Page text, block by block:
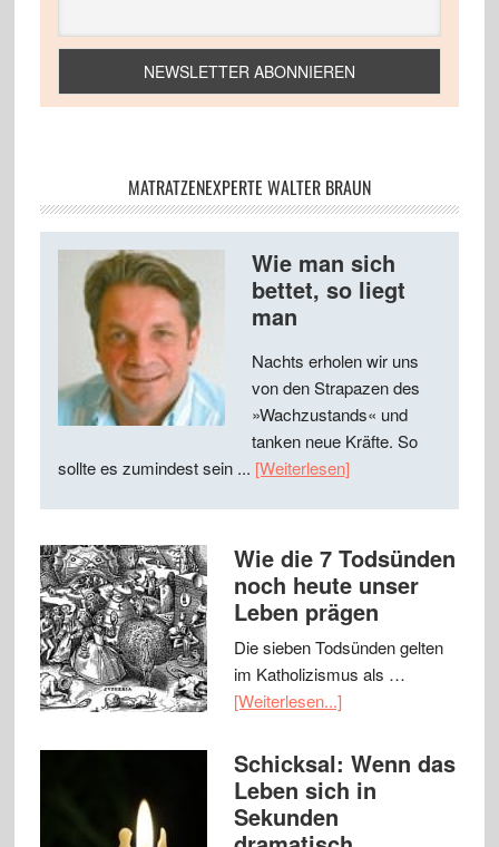
MATRATZENEXPERTE WALTER BRAUN
Wie man sich
bettet, so liegt
man
Nachts erholen wir uns
von den Strapazen des
»Wachzustands« und
tanken neue Kräfte. So
sollte es zumindest sein ... [Weiterlesen]
Wie die 7 Todsünden
noch heute unser
Leben prägen
Die sieben Todsünden gelten
im Katholizismus als …
[Weiterlesen...]
Schicksal: Wenn das
Leben sich in
Sekunden